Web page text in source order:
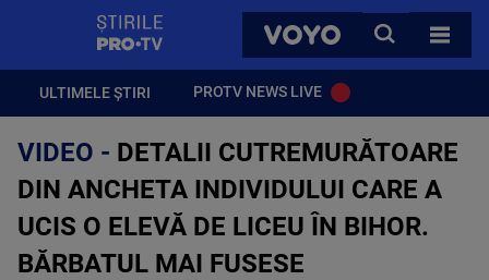
VOYO
CAUTA
TOATE
ULTIMELE ȘTIRI PROTV NEWS LIVE
VIDEO - DETALII CUTREMURĂTOARE
DIN ANCHETA INDIVIDULUI CARE A
UCIS O ELEVĂ DE LICEU ÎN BIHOR.
BĂRBATUL MAI FUSESE